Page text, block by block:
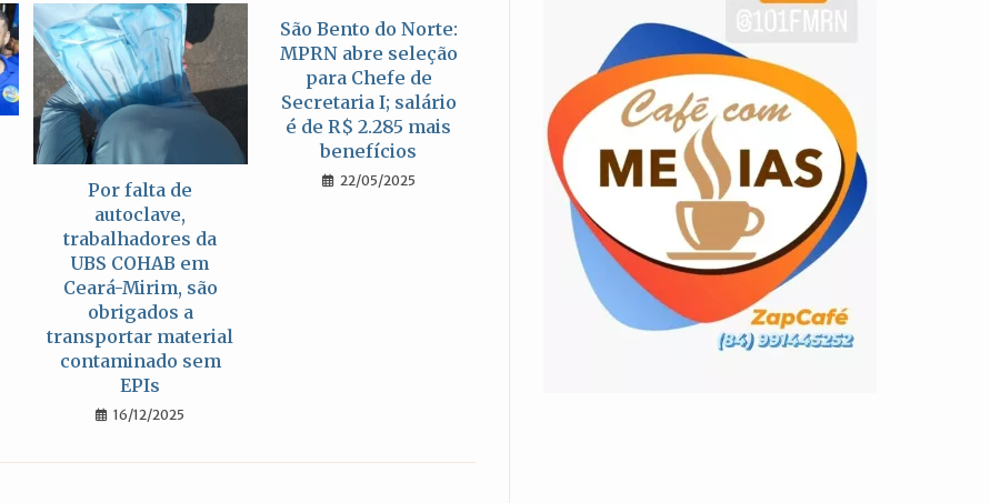
Por falta de
autoclave,
trabalhadores da
UBS COHAB em
Ceará-Mirim, são
obrigados a
transportar material
contaminado sem
EPIs
16/12/2025
São Bento do Norte:
MPRN abre seleção
para Chefe de
Secretaria I; salário
é de R$ 2.285 mais
benefícios
22/05/2025